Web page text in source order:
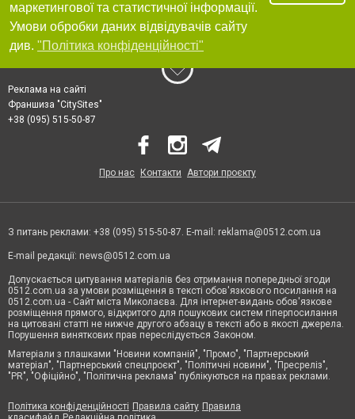
маркетингової та статистичної інформації.
Умови обробки даних відвідувачів сайту
див. "Політика конфіденційності"
Реклама на сайті
Франшиза "CitySites"
+38 (095) 515-50-87
Про нас Контакти Автори проєкту
З питань реклами: +38 (095) 515-50-87. E-mail: reklama@0512.com.ua
E-mail редакції: news@0512.com.ua
Допускається цитування матеріалів без отримання попередньої згоди
0512.com.ua за умови розміщення в тексті обов'язкового посилання на
0512.com.ua - Сайт міста Миколаєва. Для інтернет-видань обов'язкове
розміщення прямого, відкритого для пошукових систем гіперпосилання
на цитовані статті не нижче другого абзацу в тексті або в якості джерела.
Порушення виняткових прав переслідується Законом.
Матеріали з плашками "Новини компаній", "Промо", "Партнерський
матеріал", "Партнерський спецпроєкт", "Політичні новини", "Пресреліз",
"PR", "Офіційно", "Політична реклама" публікуються на правах реклами.
Політика конфіденційності Правила сайту Правила